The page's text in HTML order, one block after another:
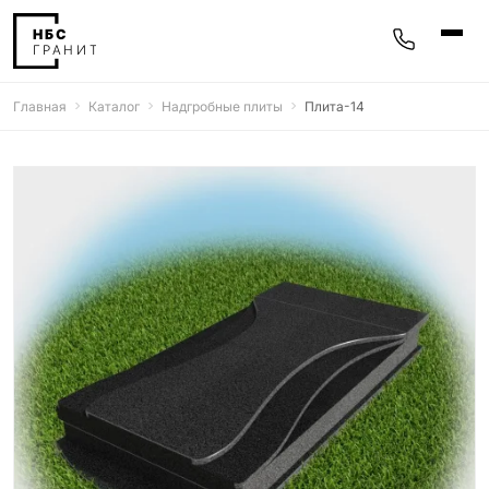
Мемориальные комплексы
Гравировка
77 моделей
Фотокерамика
5 моделей
Надгробные плиты
30 моделей
Благоустройство
42 модели
Главная Каталог Надгробные плиты Плита-14